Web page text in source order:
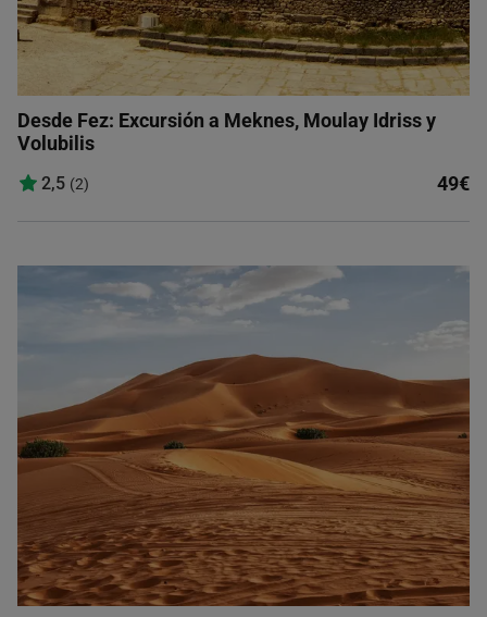
Desde Fez: Excursión a Meknes, Moulay Idriss y
Volubilis
2,5 (2) 49€